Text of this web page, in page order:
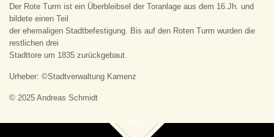
Der Rote Turm ist ein Überbleibsel der Toranlage aus dem 16.Jh. und
bildete einen Teil
der ehemaligen Stadtbefestigung. Bis auf den Roten Turm wurden die
restlichen drei
Stadttore um 1835 zurückgebaut.
Urheber: ©Stadtverwaltung Kamenz
© 2025 Andreas Schmidt